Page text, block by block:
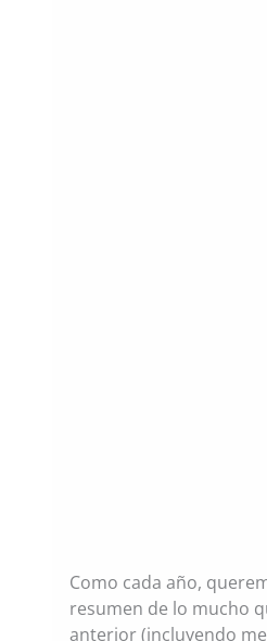
Como cada año,
resumen de lo mucho
anterior (incluyendo